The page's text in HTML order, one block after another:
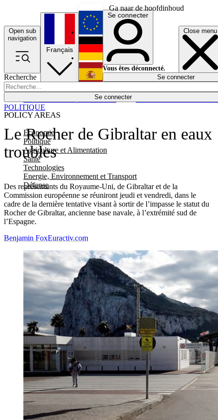
Ga naar de hoofdinhoud
Open sub
navigation
Close menu
Recherche
Se connecter
POLICY AREAS
Economie
Politique
Agriculture et Alimentation
Santé
Technologies
Energie, Environnement et Transport
Défense
Économie
Français
English
Deutsch
Español
Se connecter
Vous êtes déconnecté.
Se connecter
Le Rocher de Gibraltar en eaux
troubles
Des représentants du Royaume-Uni, de Gibraltar et de la
Commission européenne se réuniront jeudi et vendredi, dans le
cadre de la dernière tentative visant à sortir de l’impasse le statut du
Rocher de Gibraltar, ancienne base navale, à l’extrémité sud de
l’Espagne.
POLITIQUE
Benjamin FoxEuractiv.com